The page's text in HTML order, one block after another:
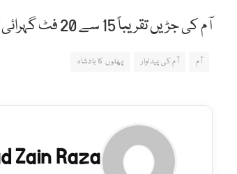
آم کی جڑیں تقریباً 15 سے 20 فٹ گہرائی تک جاتی ہیں لیکن 5 سے 7 فِٹ گہرائی انتہائی اہم ہے۔
آم آم کی پیداوار پھلوں کا بادشاہ
Zain Raza